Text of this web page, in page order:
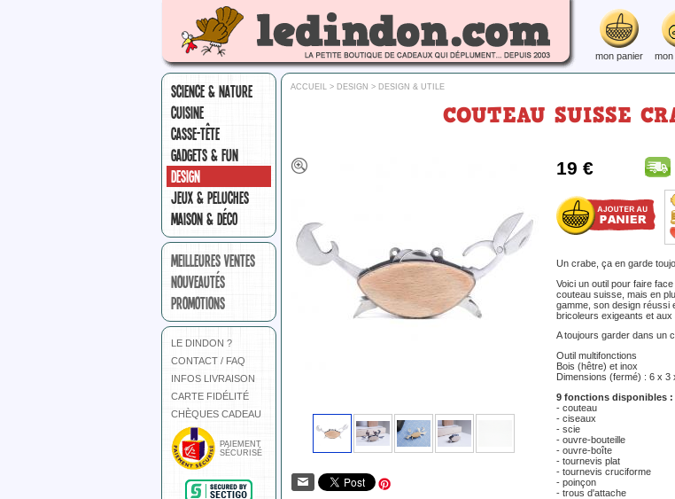
mon panier
SCIENCE & NATURE
CUISINE
CASSE-TÊTE
GADGETS & FUN
DESIGN
JEUX & PELUCHES
MAISON & DÉCO
MEILLEURES VENTES
NOUVEAUTÉS
PROMOTIONS
LE DINDON ?
CONTACT / FAQ
INFOS LIVRAISON
CARTE FIDÉLITÉ
CHÈQUES CADEAU
PAIEMENT
SÉCURISÉ
ACCUEIL > DESIGN > DESIGN & UTILE
COUTEAU SUISSE
19 €
Un crabe, ça en garde
Voici un outil pour faire
couteau suisse, mais en
gamme, son design réussi
bricoleurs exigeants et aux
A toujours garder dans un
Outil multifonctions
Bois (hêtre) et inox
Dimensions (fermé) : 6 x 3
9 fonctions disponibles :
- couteau
- ciseaux
- scie
- ouvre-bouteille
- ouvre-boîte
- tournevis plat
- tournevis cruciforme
- poinçon
- trous d'attache